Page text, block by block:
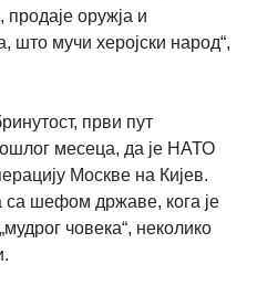
продаје оружја и
што мучи херојски народ“,
први пут
месеца, да је НАТО
Москве на Кијев.
са шефом државе, кога је
човека“, неколико